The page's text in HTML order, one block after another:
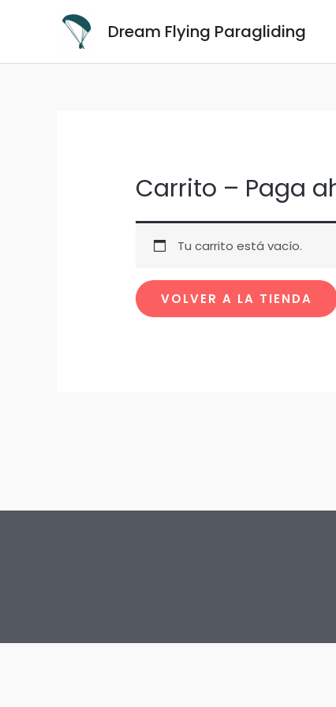
Dream Flying Paragliding
Carrito – Paga
Tu carrito está vacío.
VOLVER A LA TIENDA